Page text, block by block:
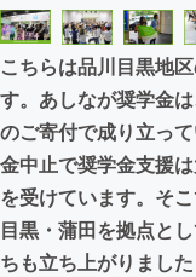
まちづく
CAMPFIRE
CAMPFIRE
こちらは品川目黒地
す。あしなが奨学金
のご寄付で成り立っ
金中止で奨学金支援
を受けています。そこ
目黒・蒲田を拠点と
ちも立ち上がりまし